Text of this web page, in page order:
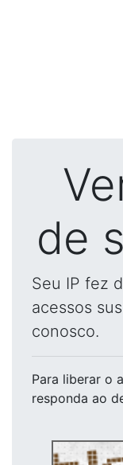
de
Seu IP fez
acessos
conosco.
Para liberar o
responda ao